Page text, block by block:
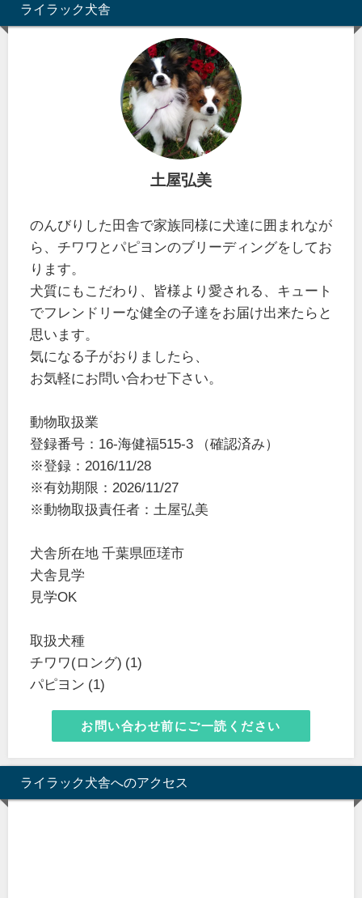
ライラック犬舎
土屋弘美
のんびりした田舎で家族同様に犬達に囲まれなが
ら、チワワとパピヨンのブリーディングをしてお
ります。
犬質にもこだわり、皆様より愛される、キュート
でフレンドリーな健全の子達をお届け出来たらと
思います。
気になる子がおりましたら、
お気軽にお問い合わせ下さい。
動物取扱業
登録番号：16-海健福515-3 （確認済み）
※登録：2016/11/28
※有効期限：2026/11/27
※動物取扱責任者：土屋弘美
犬舎所在地 千葉県匝瑳市
犬舎見学
見学OK
取扱犬種
チワワ(ロング) (1)
パピヨン (1)
お問い合わせ前にご一読ください
ライラック犬舎へのアクセス